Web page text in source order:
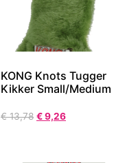
KONG Knots Tugger
Kikker Small/Medium
€13,78 €9,26